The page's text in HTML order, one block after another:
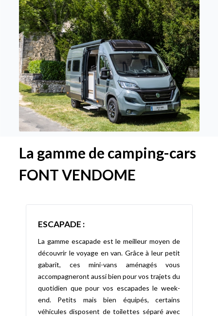
La gamme de camping-cars
FONT VENDOME
ESCAPADE :
La gamme escapade est le meilleur moyen de
découvrir le voyage en van. Grâce à leur petit
gabarit, ces mini-vans aménagés vous
accompagneront aussi bien pour vos trajets du
quotidien que pour vos escapades le week-
end. Petits mais bien équipés, certains
véhicules disposent de toilettes séparé avec